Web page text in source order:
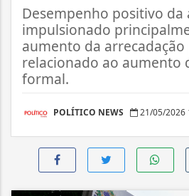
Desempenho positivo da
impulsionado
aumento da
relacionado ao aumento
formal.
POLÍTICO NEWS 21/05/2026